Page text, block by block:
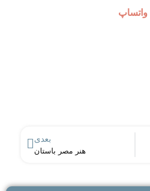
واتساپ
بعدی
هنر مصر باستان